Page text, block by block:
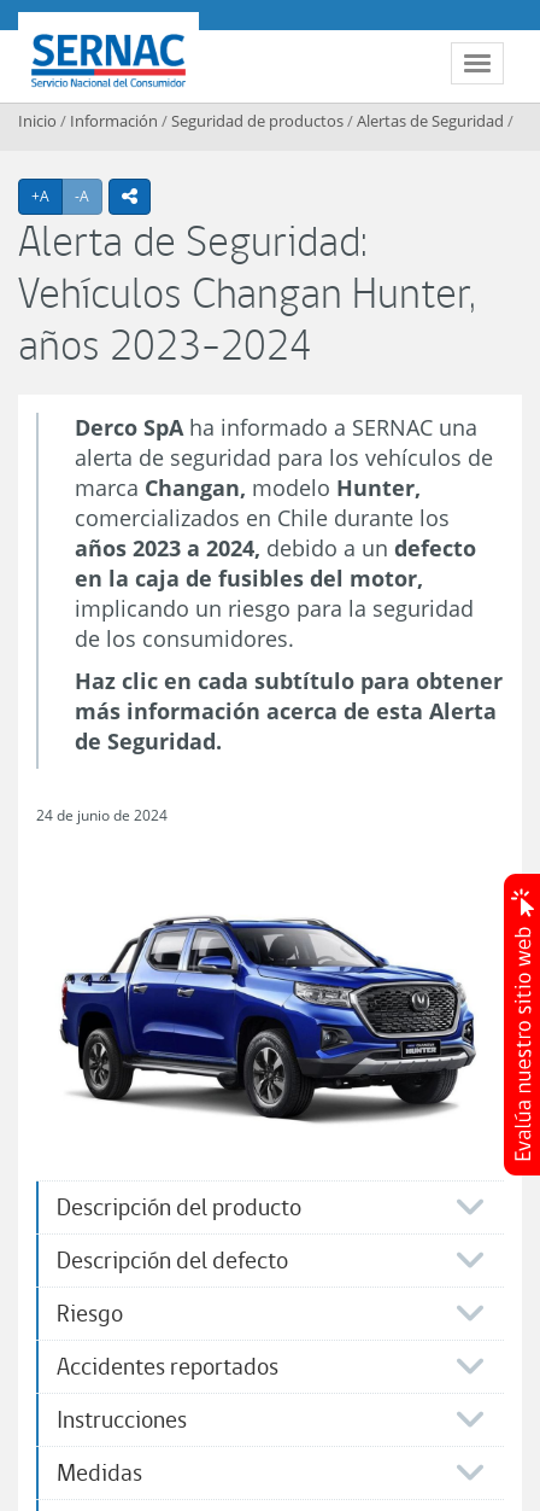
Contenido principal
Toggle
SERNAC
Inicio / Información /Seguridad de productos/Alertas de Seguridad /
+A Agrandar texto
-A Achicar textoicono compartir
Alerta de Seguridad:
Vehículos Changan Hunter,
años 2023-2024
Derco SpA ha informado a SERNAC una
alerta de seguridad para los vehículos de
marca Changan, modelo Hunter,
comercializados en Chile durante los
años 2023 a 2024, debido a un defecto
en la caja de fusibles del motor,
implicando un riesgo para la seguridad
de los consumidores.
Haz clic en cada subtítulo para obtener
más información acerca de esta Alerta
de Seguridad.
24 de junio de 2024
Descripción del producto
Descripción del defecto
Riesgo
Accidentes reportados
Instrucciones
Medidas